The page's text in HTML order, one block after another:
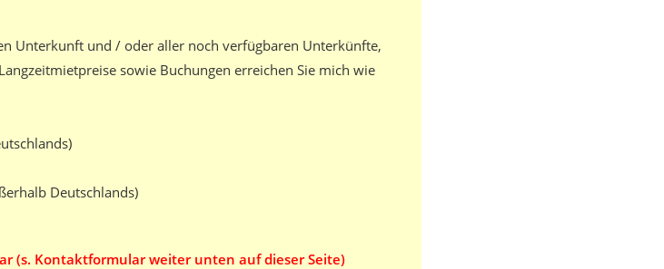
Unterkunft und / oder aller noch verfügbaren Unterkünfte,
sowie Buchungen erreichen Sie mich wie
Deutschlands)
(s. Kontaktformular weiter unten auf dieser Seite)